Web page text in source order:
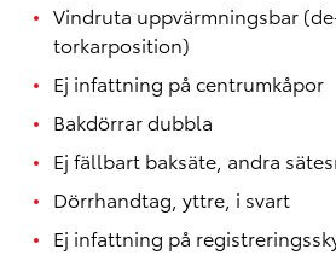
Vindruta uppvärmningsbar
torkarposition)
Ej infattning på centrumkåpor
Bakdörrar dubbla
Ej fällbart baksäte, andra
Dörrhandtag, yttre, i svart
Ej infattning på